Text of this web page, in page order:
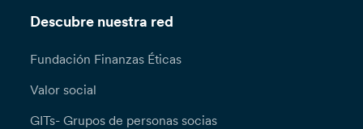
Descubre nuestra red
Fundación Finanzas Éticas
Valor social
GITs- Grupos de personas socias